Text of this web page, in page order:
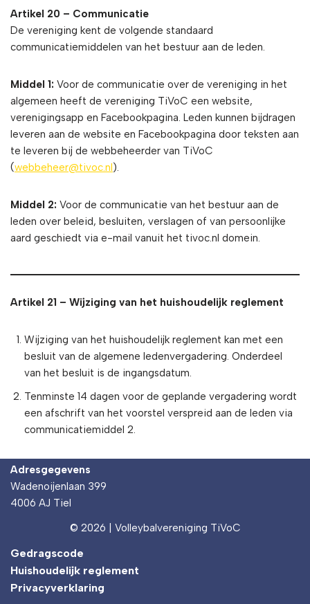
Artikel 20 – Communicatie
De vereniging kent de volgende standaard
communicatiemiddelen van het bestuur aan de leden.
Middel 1: Voor de communicatie over de vereniging in het
algemeen heeft de vereniging TiVoC een website,
verenigingsapp en Facebookpagina. Leden kunnen bijdragen
leveren aan de website en Facebookpagina door teksten aan
te leveren bij de webbeheerder van TiVoC
(webbeheer@tivoc.nl ).
Middel 2: Voor de communicatie van het bestuur aan de
leden over beleid, besluiten, verslagen of van persoonlijke
aard geschiedt via e-mail vanuit het tivoc.nl domein.
Artikel 21 – Wijziging van het huishoudelijk reglement
Wijziging van het huishoudelijk reglement kan met een
besluit van de algemene ledenvergadering. Onderdeel
van het besluit is de ingangsdatum.
Tenminste 14 dagen voor de geplande vergadering wordt
een afschrift van het voorstel verspreid aan de leden via
communicatiemiddel 2.
Adresgegevens
Wadenoijenlaan 399
4006 AJ Tiel
© 2026 | Volleybalvereniging TiVoC
Gedragscode
Huishoudelijk reglement
Privacyverklaring